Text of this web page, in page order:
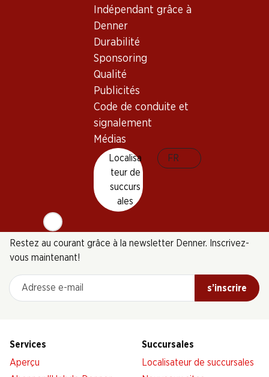
Indépendant grâce à
Denner
Durabilité
Sponsoring
Qualité
Publicités
Code de conduite et
signalement
Médias
Localisa
teur de
succurs
ales
FR
5 produits
Haut de la page
Newsletter
Restez au courant grâce à la newsletter Denner. Inscrivez-
vous maintenant!
Adresse e-mail
s’inscrire
Services
Aperçu
Succursales
Localisateur de succursales